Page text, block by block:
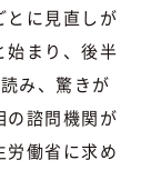
とに見直しが
始まり、後半
み、驚きが
の諮問機関が
働省に求め